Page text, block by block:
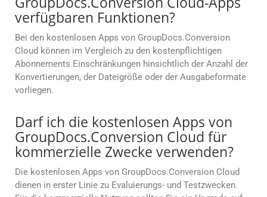
verfügbaren Funktionen?
Bei den kostenlosen Apps von GroupDocs.Conversion
Cloud können im Vergleich zu den kostenpflichtigen
Abonnements Einschränkungen hinsichtlich der Anzahl der
Konvertierungen, der Dateigröße oder der Ausgabeformate
vorliegen.
Darf ich die kostenlosen Apps von
GroupDocs.Conversion Cloud für
kommerzielle Zwecke verwenden?
Die kostenlosen Apps von GroupDocs.Conversion Cloud
dienen in erster Linie zu Evaluierungs- und Testzwecken.